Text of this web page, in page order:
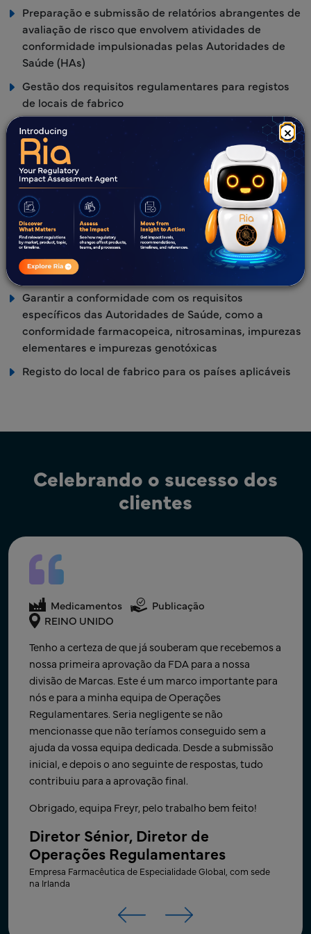
×
Preparação e submissão de relatórios abrangentes de
avaliação de risco que envolvem atividades de
conformidade impulsionadas pelas Autoridades de
Saúde (HAs)
Gestão dos requisitos regulamentares para registos
de locais de fabrico
Preparação, revisão e submissão de pacotes de
variação, suplemento e alteração em conformidade
com os requisitos das Autoridades de Saúde (HAs)
específicos de cada país
Transferências de instalações e alterações no MAH,
nome e endereço das instalações, e outras
submissões administrativas
Especialistas com vasta experiência na avaliação do
controlo de alterações e na estratégia de submissão
Garantir a conformidade com os requisitos
específicos das Autoridades de Saúde, como a
conformidade farmacopeica, nitrosaminas, impurezas
elementares e impurezas genotóxicas
Registo do local de fabrico para os países aplicáveis
Celebrando o sucesso dos
clientes
Medicamentos
Assuntos Regulamentares
EUA
O comprovativo da ANDA foi recebido! Muito
obrigado pelo vosso trabalho árduo, paciência e
apoio ao nosso trabalho nos últimos meses. Estamos
muito satisfeitos por termos conseguido cumprir o
prazo e atingir um objetivo corporativo importante
da nossa jovem empresa. ​
Agradecemos novamente e aguardamos com
expectativa trabalhar com a vossa equipa no próximo
projeto!
Diretor Sénior de Desenvolvimento
de Negócios e Produtos​
Empresa líder de Produtos Farmacêuticos Inovadores, com
sede nos US​
Medicamentos
Assuntos Regulamentares
Índia
Obrigado pelo apoio atempado durante o fim de
semana, o que nos permitiu ressubmeter
rapidamente após sermos notificados. Isto
demonstra continuamente o compromisso da Freyr
para com os marcos da nossa empresa.
Diretor - Assuntos Regulamentares
Globais – Operações
Empresa Farmacêutica Genérica de Topo Global, com sede
na Índia
Medicamentos
Publicação
REINO UNIDO
Tenho a certeza de que já souberam que recebemos a
nossa primeira aprovação da FDA para a nossa
divisão de Marcas. Este é um marco importante para
nós e para a minha equipa de Operações
Regulamentares. Seria negligente se não
mencionasse que não teríamos conseguido sem a
ajuda da vossa equipa dedicada. Desde a submissão
inicial, e depois o ano seguinte de respostas, tudo
contribuiu para a aprovação final.
Obrigado, equipa Freyr, pelo trabalho bem feito!
Diretor Sénior, Diretor de
Operações Regulamentares
Empresa Farmacêutica de Especialidade Global, com sede
na Irlanda